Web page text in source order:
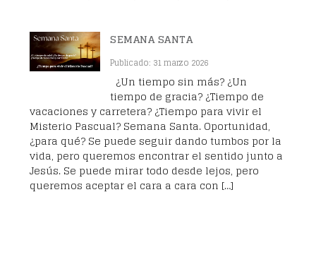
SEMANA SANTA
Publicado: 31 marzo 2026
¿Un tiempo sin más? ¿Un
tiempo de gracia? ¿Tiempo de
vacaciones y carretera? ¿Tiempo para vivir el
Misterio Pascual? Semana Santa. Oportunidad,
¿para qué? Se puede seguir dando tumbos por la
vida, pero queremos encontrar el sentido junto a
Jesús. Se puede mirar todo desde lejos, pero
queremos aceptar el cara a cara con […]